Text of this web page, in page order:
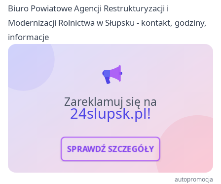
Biuro Powiatowe Agencji Restrukturyzacji i
Modernizacji Rolnictwa w Słupsku - kontakt, godziny,
informacje
Zareklamuj się na
24slupsk.pl!
SPRAWDŹ SZCZEGÓŁY
autopromocja